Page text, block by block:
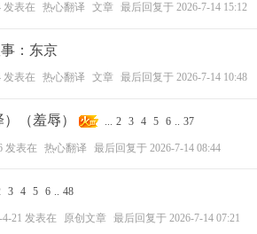
发表在 热心翻译 文章 最后回复于 2026-7-14 15:12
：东京
发表在 热心翻译 文章 最后回复于 2026-7-14 10:48
（羞辱） ... 2 3 4 5 6 .. 37
发表在 热心翻译 最后回复于 2026-7-14 08:44
3 4 5 6 .. 48
4-21 发表在 原创文章 最后回复于 2026-7-14 07:21